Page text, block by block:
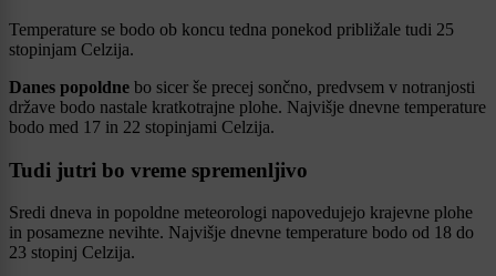
Temperature se bodo ob koncu tedna ponekod približale tudi 25
stopinjam Celzija.
Danes popoldne bo sicer še precej sončno, predvsem v notranjosti
države bodo nastale kratkotrajne plohe. Najvišje dnevne temperature
bodo med 17 in 22 stopinjami Celzija.
Tudi jutri bo vreme spremenljivo
Sredi dneva in popoldne meteorologi napovedujejo krajevne plohe
in posamezne nevihte. Najvišje dnevne temperature bodo od 18 do
23 stopinj Celzija.